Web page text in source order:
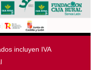
incluyen IVA